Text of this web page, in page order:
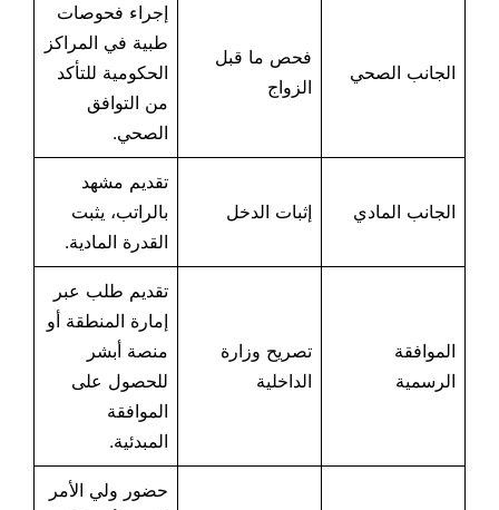
الجانب الصحي
فحص ما قبل
الزواج
إجراء فحوصات
طبية في المراكز
الحكومية للتأكد
من التوافق
الصحي.
الجانب المادي إثبات الدخل
تقديم مشهد
بالراتب، يثبت
القدرة المادية.
الموافقة
الرسمية
تصريح وزارة
الداخلية
تقديم طلب عبر
إمارة المنطقة أو
منصة أبشر
للحصول على
الموافقة
المبدئية.
حضور ولي الأمر